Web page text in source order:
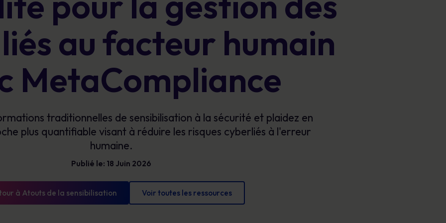
Bénéficiez d’une visibilité claire sur les
risques humains pour prioriser vos actions,
réduire votre exposition et démontrer des
progrès mesurables.
conformité et protéger votre réputation.
Glossaire
Les définitions de la cybersécurité que vous
Affiches
Des images attrayantes qui renforcent chaque
jour les comportements sécuritaires.
au facteur humain
MetaCompliance
traditionnelles de sensibilisation à la sécurité et plaidez en
plus quantifiable visant à réduire les risques cyberliés à l'erreur
humaine.
Publié le: 18 Juin 2026
à Atouts de la sensibilisation Voir toutes les ressources